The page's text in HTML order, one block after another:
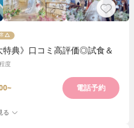
特典》口コミ高評価◎試食＆
度
電話予約
る